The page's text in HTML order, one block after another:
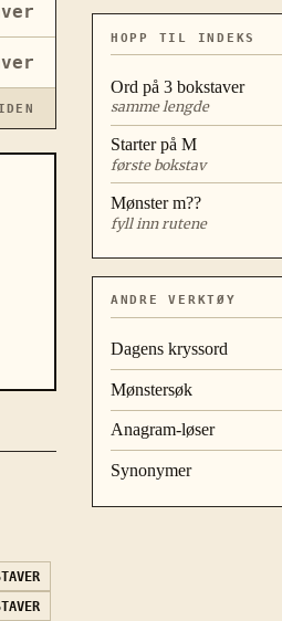
HOPP TIL INDEKS
Ord på 3 bokstaver
samme lengde
Starter på M
første bokstav
Mønsterm??
fyll inn rutene
ANDRE VERKTØY
Dagens kryssord
Mønstersøk
Anagram-løser
Synonymer